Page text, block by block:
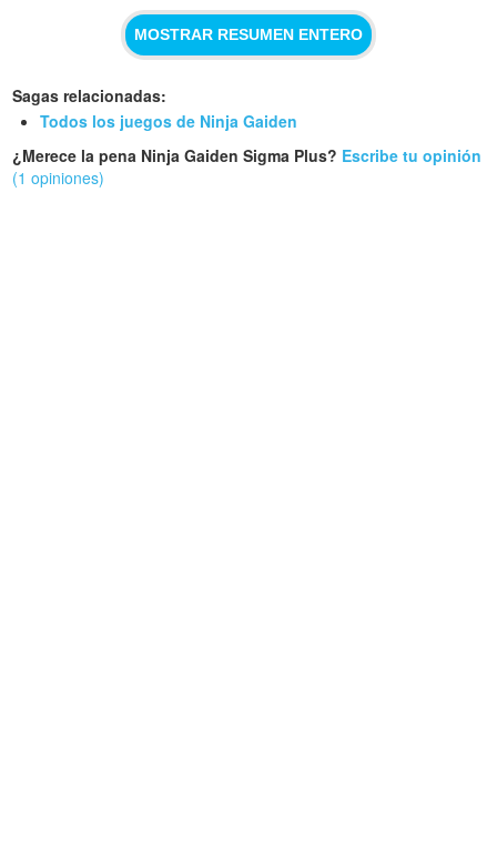
MOSTRAR RESUMEN ENTERO
Sagas relacionadas:
Todos los juegos de Ninja Gaiden
¿Merece la pena Ninja Gaiden Sigma Plus? Escribe tu opinión
(1 opiniones)